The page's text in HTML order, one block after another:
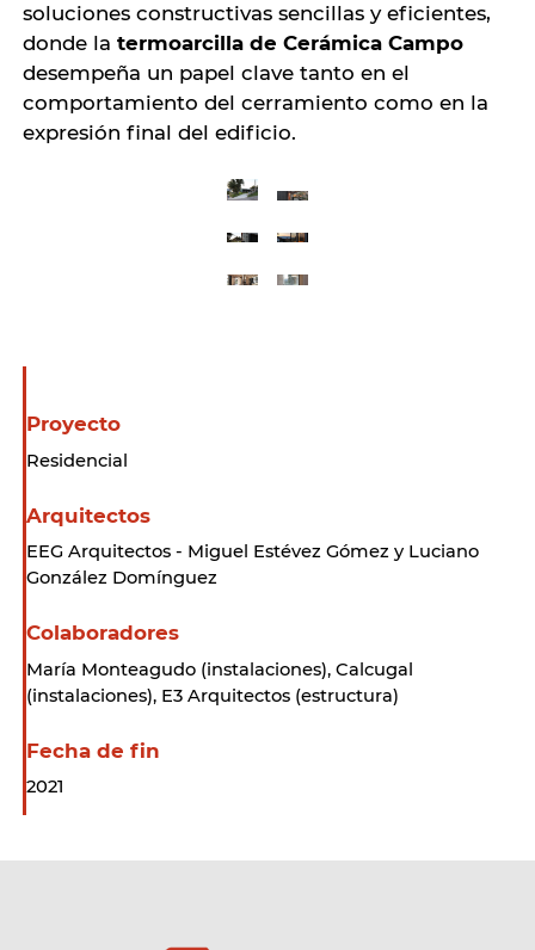
soluciones constructivas sencillas y eficientes,
donde la termoarcilla de Cerámica Campo
desempeña un papel clave tanto en el
comportamiento del cerramiento como en la
expresión final del edificio.
Proyecto
Residencial
Arquitectos
EEG Arquitectos - Miguel Estévez Gómez y Luciano
González Domínguez
Colaboradores
María Monteagudo (instalaciones), Calcugal
(instalaciones), E3 Arquitectos (estructura)
Fecha de fin
2021